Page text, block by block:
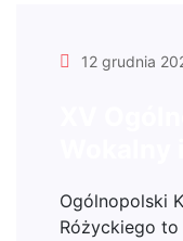
12 grudnia
Ogólnopolski
Różyckiego